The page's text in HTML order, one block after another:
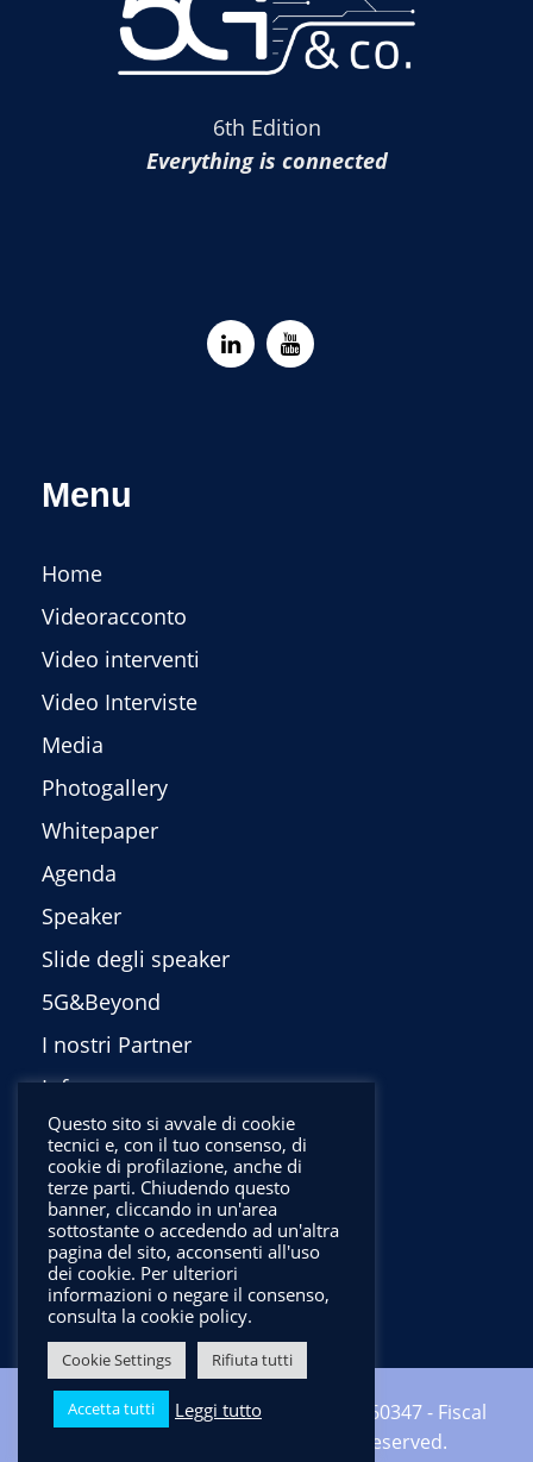
6th Edition
Everything is connected
Menu
Home
Videoracconto
Video interventi
Video Interviste
Media
Photogallery
Whitepaper
Agenda
Speaker
Slide degli speaker
5G&Beyond
I nostri Partner
Info
Privacy Policy
English
Copyright ©2024 CNIT - VAT: 01938560347 - Fiscal
code: 92067000346 - All Rights Reserved.
Questo sito si avvale di cookie
tecnici e, con il tuo consenso, di
cookie di profilazione, anche di
terze parti. Chiudendo questo
banner, cliccando in un'area
sottostante o accedendo ad un'altra
pagina del sito, acconsenti all'uso
dei cookie. Per ulteriori
informazioni o negare il consenso,
consulta la cookie policy.
Cookie Settings Rifiuta tutti
Accetta tutti Leggi tutto